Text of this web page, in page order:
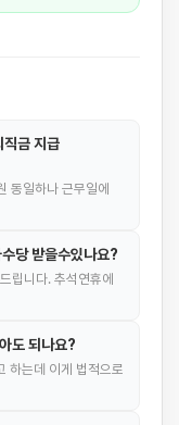
직금 지급
동일하나 근무일에
당 받을수있나요?
립니다. 추석연휴에
도 되나요?
하는데 이게 법적으로